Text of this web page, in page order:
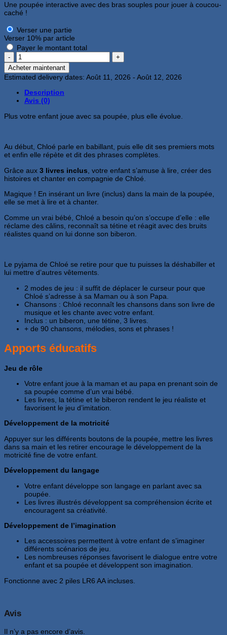
initial
actuel
Une poupée interactive avec des bras souples pour jouer à coucou-
caché !
Verser une partie
Verser 10% par article
Payer le montant total
quantité
de
Chloé
apprend
parler
et
chanter-
Acheter maintenant
Estimated delivery dates: Août 11, 2026 - Août 12, 2026
Description
Avis (0)
Plus votre enfant joue avec sa poupée, plus elle évolue.
Au début, Chloé parle en babillant, puis elle dit ses premiers mots
et enfin elle répète et dit des phrases complètes.
Grâce aux 3 livres inclus , votre enfant s’amuse à lire, créer des
histoires et chanter en compagnie de Chloé.
Magique ! En insérant un livre (inclus) dans la main de la poupée,
elle se met à lire et à chanter.
Comme un vrai bébé, Chloé a besoin qu’on s’occupe d’elle : elle
réclame des câlins, reconnaît sa tétine et réagit avec des bruits
réalistes quand on lui donne son biberon.
Le pyjama de Chloé se retire pour que tu puisses la déshabiller et
lui mettre d’autres vêtements.
2 modes de jeu : il suffit de déplacer le curseur pour que
Chloé s’adresse à sa Maman ou à son Papa.
Chansons : Chloé reconnaît les chansons dans son livre de
musique et les chante avec votre enfant.
Inclus : un biberon, une tétine, 3 livres.
+ de 90 chansons, mélodies, sons et phrases !
Apports éducatifs
Jeu de rôle
Votre enfant joue à la maman et au papa en prenant soin de
sa poupée comme d’un vrai bébé.
Les livres, la tétine et le biberon rendent le jeu réaliste et
favorisent le jeu d’imitation.
Développement de la motricité
Appuyer sur les différents boutons de la poupée, mettre les livres
dans sa main et les retirer encourage le développement de la
motricité fine de votre enfant.
Développement du langage
Votre enfant développe son langage en parlant avec sa
poupée.
Les livres illustrés développent sa compréhension écrite et
encouragent sa créativité.
Développement de l’imagination
Les accessoires permettent à votre enfant de s’imaginer
différents scénarios de jeu.
Les nombreuses réponses favorisent le dialogue entre votre
enfant et sa poupée et développent son imagination.
Fonctionne avec 2 piles LR6 AA incluses.
Avis
Il n’y a pas encore d’avis.